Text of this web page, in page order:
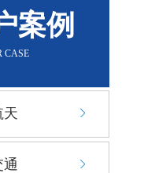
案例
CASE
天
通